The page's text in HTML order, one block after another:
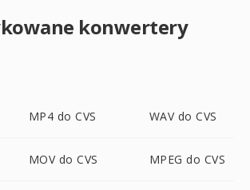
konwertery
MP4 do CVS WAV do CVS
MOV do CVS MPEG do CVS